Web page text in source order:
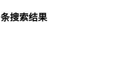
条搜索结果